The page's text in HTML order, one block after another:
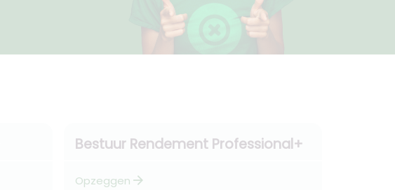
Bestuur Rendement Professional+
Opzeggen arrow_forward